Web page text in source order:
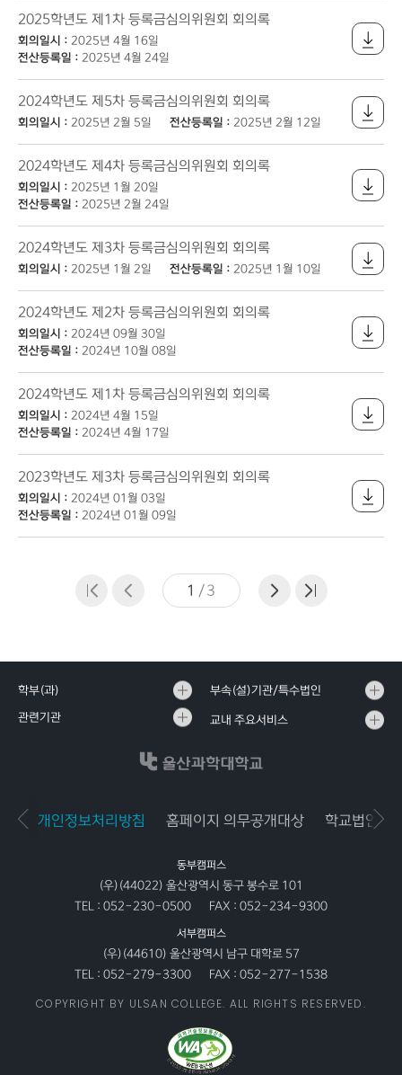
2025학년도 제1차 등록금심의위원회 회의록
회의일시 : 2025년 4월 16일
전산등록일 : 2025년 4월 24일
2024학년도 제5차 등록금심의위원회 회의록
회의일시 : 2025년 2월 5일 전산등록일 : 2025년 2월 12일
2024학년도 제4차 등록금심의위원회 회의록
회의일시 : 2025년 1월 20일
전산등록일 : 2025년 2월 24일
2024학년도 제3차 등록금심의위원회 회의록
회의일시 : 2025년 1월 2일 전산등록일 : 2025년 1월 10일
2024학년도 제2차 등록금심의위원회 회의록
회의일시 : 2024년 09월 30일
전산등록일 : 2024년 10월 08일
2024학년도 제1차 등록금심의위원회 회의록
회의일시 : 2024년 4월 15일
전산등록일 : 2024년 4월 17일
2023학년도 제3차 등록금심의위원회 회의록
회의일시 : 2024년 01월 03일
전산등록일 : 2024년 01월 09일
1 /3
동부캠퍼스
(우)(44022) 울산광역시 동구 봉수로 101
TEL : 052-230-0500 FAX : 052-234-9300
서부캠퍼스
(우)(44610) 울산광역시 남구 대학로 57
TEL : 052-279-3300 FAX : 052-277-1538
개인정보처리방침 홈페이지 의무공개대상 학교법인공
학부(과) 부속(설)기관/특수법인
관련기관 교내 주요서비스
COPYRIGHT BY ULSAN COLLEGE. ALL RIGHTS RESERVED.